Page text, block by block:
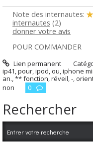
Note des internautes:
internautes (2)
donner votre avis
POUR COMMANDER
Lien permanent
ip41,pour,ipod, ou,iphone
an.,** fonction,réveil,-,
non
0
Rechercher